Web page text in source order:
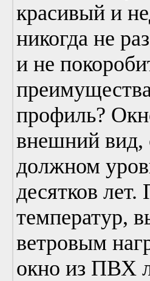
красивый и
никогда не
и не
профиль?
внешний вид,
должном
десятков
температур,
ветровым
окно из ПВХ